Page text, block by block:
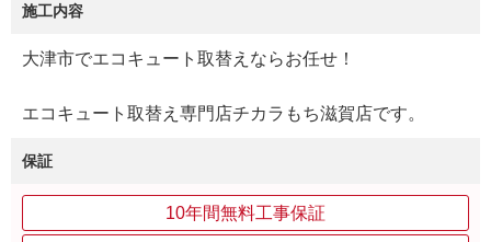
施工内容
大津市でエコキュート取替えならお任せ！
エコキュート取替え専門店チカラもち滋賀店です。
保証
10年間無料工事保証